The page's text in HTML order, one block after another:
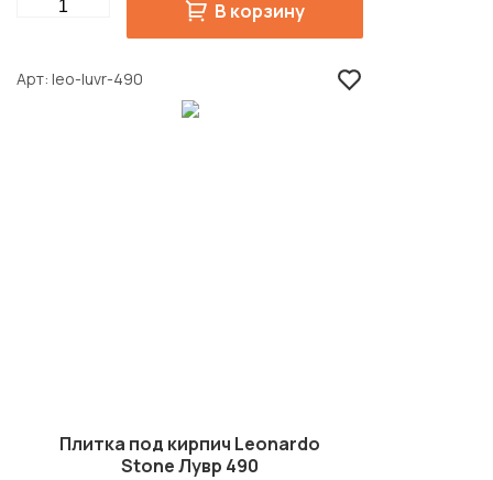
Quantity В корзину
Арт leo-luvr-490
Плитка под кирпич Leonardo
Stone Лувр 490